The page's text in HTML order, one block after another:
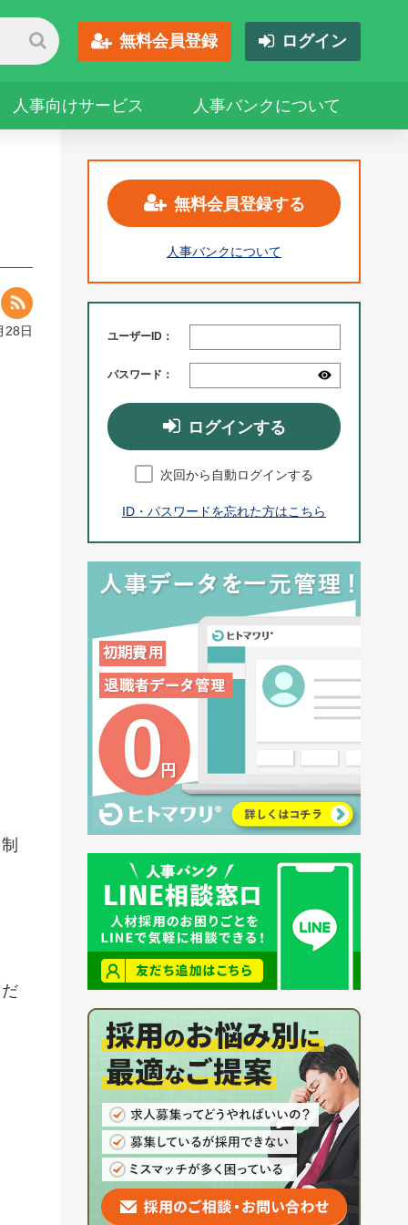
無料会員登録 ログイン
人事向けサービス 人事バンクについて
28日
無料会員登録する
人事バンクについて
ユーザーID：
パスワード：
ログインする
次回から自動ログインする
ID・パスワードを忘れた方はこちら